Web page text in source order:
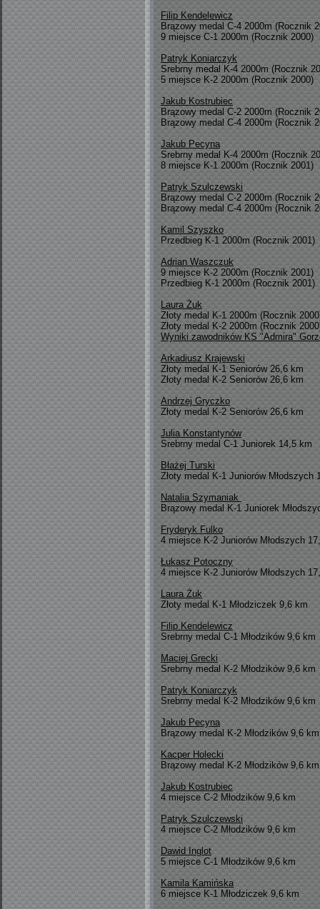
Filip Kendelewicz
Brązowy medal C-4 2000m (Rocznik
9 miejsce C-1 2000m (Rocznik 2000)
Patryk Koniarczyk
Srebrny medal K-4 2000m (Rocznik
5 miejsce K-2 2000m (Rocznik 2000)
Jakub Kostrubiec
Brązowy medal C-2 2000m (Rocznik
Brązowy medal C-4 2000m (Rocznik
Jakub Pecyna
Srebrny medal K-4 2000m (Rocznik
8 miejsce K-1 2000m (Rocznik 2001)
Patryk Szulczewski
Brązowy medal C-2 2000m (Rocznik
Brązowy medal C-4 2000m (Rocznik
Kamil Szyszko
Przedbieg K-1 2000m (Rocznik 2001)
Adrian Waszczuk
9 miejsce K-2 2000m (Rocznik 2001)
Przedbieg K-1 2000m (Rocznik 2001)
Laura Żuk
Złoty medal K-1 2000m (Rocznik
Złoty medal K-2 2000m (Rocznik
Wyniki zawodników KS "Admira"
Arkadiusz Krajewski
Złoty medal K-1 Seniorów 26,6 km
Złoty medal K-2 Seniorów 26,6 km
Andrzej Gryczko
Złoty medal K-2 Seniorów 26,6 km
Julia Konstantynów
Srebrny medal C-1 Juniorek 14,5 km
Błażej Turski
Złoty medal K-1 Juniorów Młodszych
Natalia Szymaniak
Brązowy medal K-1 Juniorek
Fryderyk Fulko
4 miejsce K-2 Juniorów Młodszych
Łukasz Potoczny
4 miejsce K-2 Juniorów Młodszych
Laura Żuk
Złoty medal K-1 Młodziczek 9,6 km
Filip Kendelewicz
Srebrny medal C-1 Młodzików 9,6 km
Maciej Grecki
Srebrny medal K-2 Młodzików 9,6 km
Patryk Koniarczyk
Srebrny medal K-2 Młodzików 9,6 km
Jakub Pecyna
Brązowy medal K-2 Młodzików 9,6 km
Kacper Holecki
Brązowy medal K-2 Młodzików 9,6 km
Jakub Kostrubiec
4 miejsce C-2 Młodzików 9,6 km
Patryk Szulczewski
4 miejsce C-2 Młodzików 9,6 km
Dawid Inglot
5 miejsce C-1 Młodzików 9,6 km
Kamila Kamińska
6 miejsce K-1 Młodziczek 9,6 km